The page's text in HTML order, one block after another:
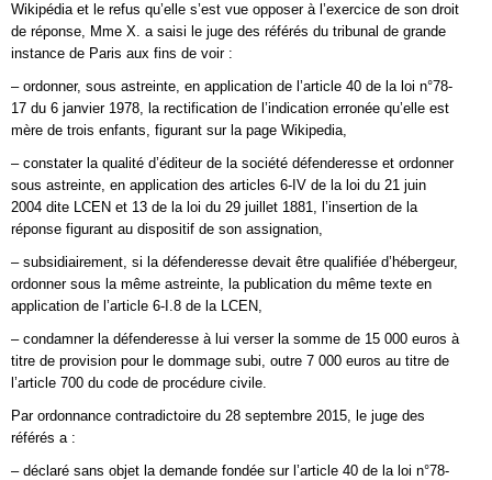
Wikipédia et le refus qu’elle s’est vue opposer à l’exercice de son droit
de réponse, Mme X. a saisi le juge des référés du tribunal de grande
instance de Paris aux fins de voir :
– ordonner, sous astreinte, en application de l’article 40 de la loi n°78-
17 du 6 janvier 1978, la rectification de l’indication erronée qu’elle est
mère de trois enfants, figurant sur la page Wikipedia,
– constater la qualité d’éditeur de la société défenderesse et ordonner
sous astreinte, en application des articles 6-IV de la loi du 21 juin
2004 dite LCEN et 13 de la loi du 29 juillet 1881, l’insertion de la
réponse figurant au dispositif de son assignation,
– subsidiairement, si la défenderesse devait être qualifiée d’hébergeur,
ordonner sous la même astreinte, la publication du même texte en
application de l’article 6-I.8 de la LCEN,
– condamner la défenderesse à lui verser la somme de 15 000 euros à
titre de provision pour le dommage subi, outre 7 000 euros au titre de
l’article 700 du code de procédure civile.
Par ordonnance contradictoire du 28 septembre 2015, le juge des
référés a :
– déclaré sans objet la demande fondée sur l’article 40 de la loi n°78-